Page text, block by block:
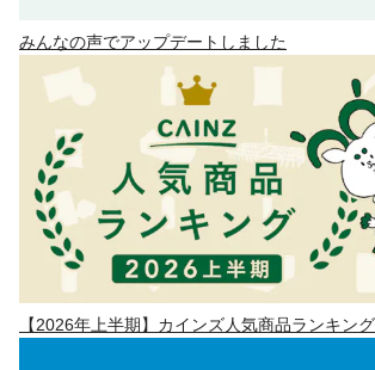
みんなの声でアップデートしました
【2026年上半期】カインズ人気商品ランキング